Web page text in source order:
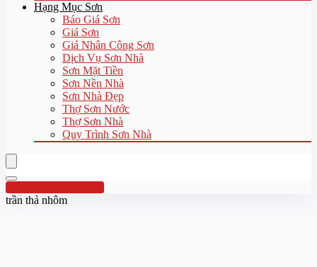
Hạng Mục Sơn
Báo Giá Sơn
Giá Sơn
Giá Nhân Công Sơn
Dịch Vụ Sơn Nhà
Sơn Mặt Tiền
Sơn Nền Nhà
Sơn Nhà Đẹp
Thợ Sơn Nước
Thợ Sơn Nhà
Quy Trình Sơn Nhà
Hotline:0961 894 472
trần thả nhôm